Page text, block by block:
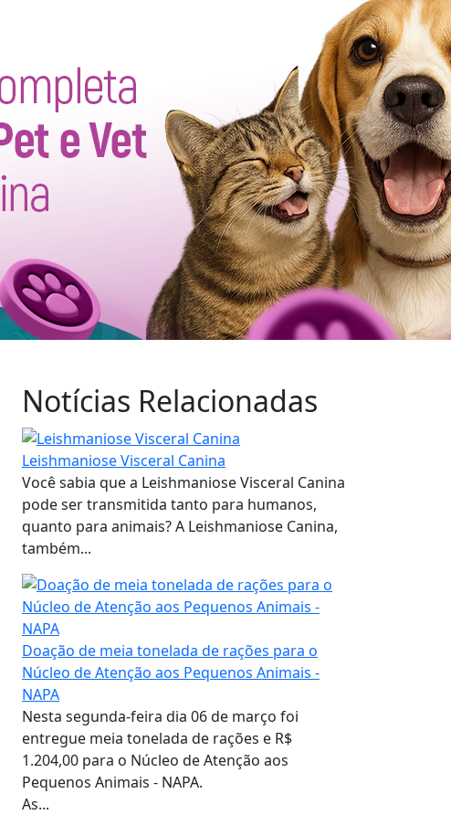
Notícias Relacionadas
Leishmaniose Visceral Canina
Você sabia que a Leishmaniose Visceral Canina
pode ser transmitida tanto para humanos,
quanto para animais? A Leishmaniose Canina,
também...
Doação de meia tonelada de rações para o
Núcleo de Atenção aos Pequenos Animais -
NAPA
Nesta segunda-feira dia 06 de março foi
entregue meia tonelada de rações e R$
1.204,00 para o Núcleo de Atenção aos
Pequenos Animais - NAPA.
As...